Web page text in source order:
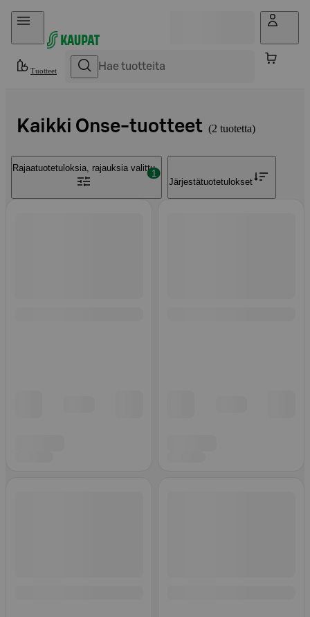
Hyppää sisältöön
Tuotteet
Kaikki Onse-tuotteet 2 tuotetta
Rajaatuotetuloksia, rajauksia valittu
1
Järjestätuotetulokset